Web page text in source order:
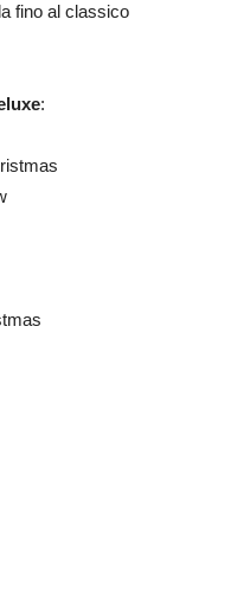
fino al classico
: